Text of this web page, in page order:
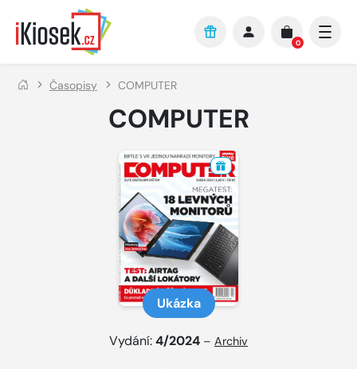
Přejít na hlavní obsah
0
Časopisy COMPUTER
COMPUTER
Ukázka
Vydání:4/2024 – Archiv